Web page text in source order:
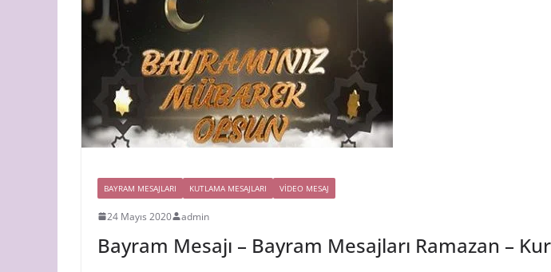
BAYRAM MESAJLARI KUTLAMA MESAJLARI VIDEO MESAJ
24 Mayıs 2020 admin
Bayram Mesajı – Bayram Mesajları Ramazan –